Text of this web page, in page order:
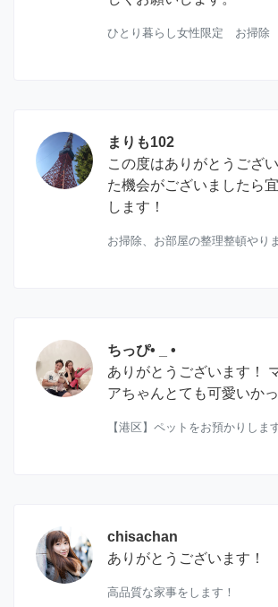
ひとり暮らし女性限定 お掃
まりも102
この度はありがとうござ
た機会がございましたら
します！
お掃除、お部屋の整理整頓やり
ちっぴ• _ •
ありがとうございます！
アちゃんとても可愛いか
【港区】ペットをお預かりし
chisachan
ありがとうございます！
高品質な家事をします！